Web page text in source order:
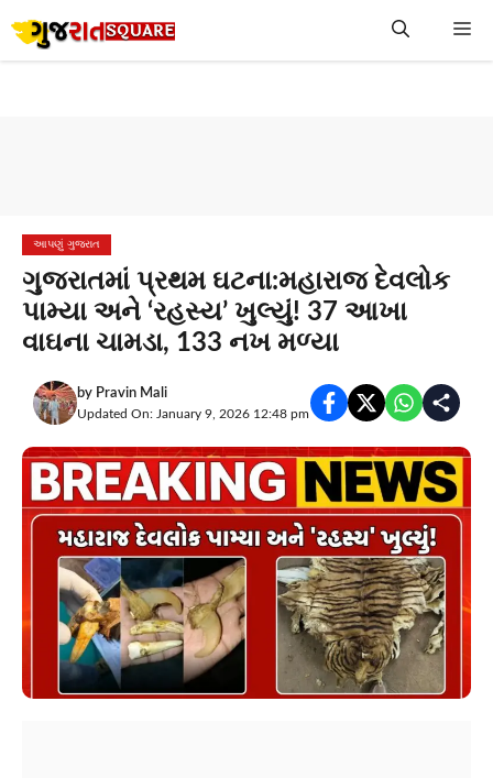
to
આપણું ગુજરાત
ગુજરાતમાં પ્રથમ ઘટના:મહારાજ દેવલોક
પામ્યા અને ‘રહસ્ય’ ખુલ્યું! 37 આખા
વાઘના ચામડા, 133 નખ મળ્યા
by Pravin Mali
Updated On: January 9, 2026 12:48 pm